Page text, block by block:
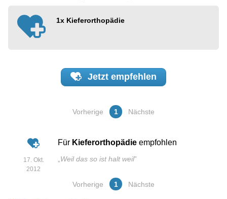
1x Kieferorthopädie
Jetzt empfehlen
Vorherige 1 Nächste
17. Okt.
2012
Für Kieferorthopädie empfohlen
Weil das so ist halt weil”
Vorherige 1 Nächste